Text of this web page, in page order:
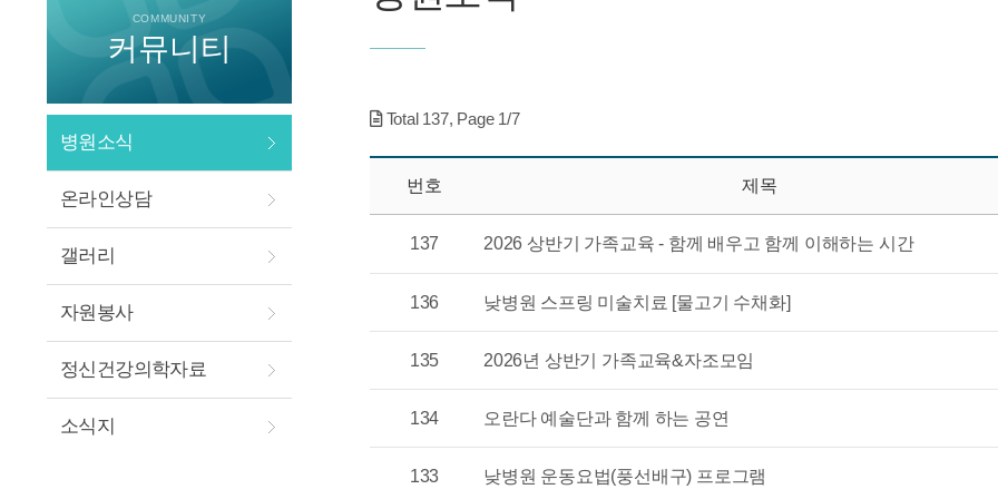
COMMUNITY
커뮤니티
병원소식
온라인상담
갤러리
자원봉사
정신건강의학자료
소식지
Total 137, Page 1/7
번호 제목
137 2026 상반기 가족교육 - 함께 배우고 함께 이해하는 시간
136 낮병원 스프링 미술치료 [물고기 수채화]
135 2026년 상반기 가족교육&자조모임
134 오란다 예술단과 함께 하는 공연
133 낮병원 운동요법(풍선배구) 프로그램